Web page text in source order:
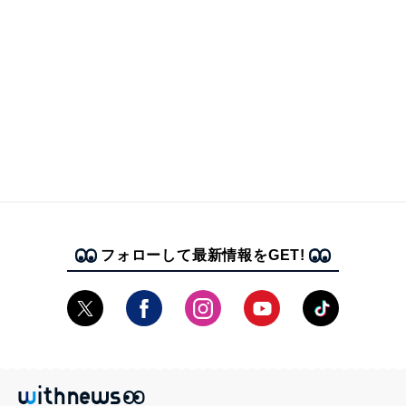
フォローして最新情報をGET!